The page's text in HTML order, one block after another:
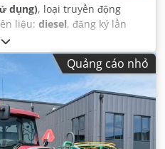
dụng), loại truyền động
liệu: diesel, đăng ký lần
2016
Quảng cáo nhỏ